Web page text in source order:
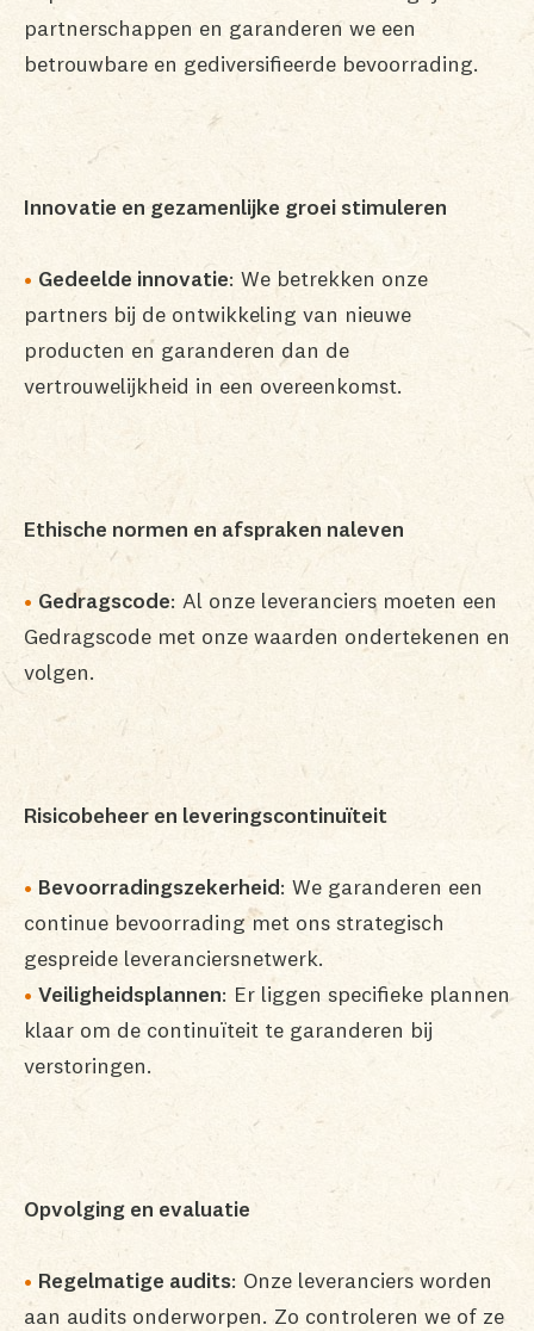
partnerschappen en garanderen we een
betrouwbare en gediversifieerde bevoorrading.
Innovatie en gezamenlijke groei stimuleren
Gedeelde innovatie: We betrekken onze
partners bij de ontwikkeling van nieuwe
producten en garanderen dan de
vertrouwelijkheid in een overeenkomst.
Ethische normen en afspraken naleven
Gedragscode: Al onze leveranciers moeten een
Gedragscode met onze waarden ondertekenen en
volgen.
Risicobeheer en leveringscontinuïteit
Bevoorradingszekerheid: We garanderen een
continue bevoorrading met ons strategisch
gespreide leveranciersnetwerk.
Veiligheidsplannen: Er liggen specifieke plannen
klaar om de continuïteit te garanderen bij
verstoringen.
Opvolging en evaluatie
Regelmatige audits: Onze leveranciers worden
aan audits onderworpen. Zo controleren we of ze